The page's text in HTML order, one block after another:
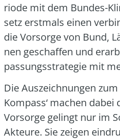
ri­ode mit dem Bun­des-
setz erst­mals einen
die Vor­sor­ge von Bund,
nen geschaf­fen und
pas­sungs­stra­te­gie mit
Die Aus­zeich­nun­gen
Kom­pass‘ machen
Vor­sor­ge gelingt nur im
Akteu­re. Sie zei­gen